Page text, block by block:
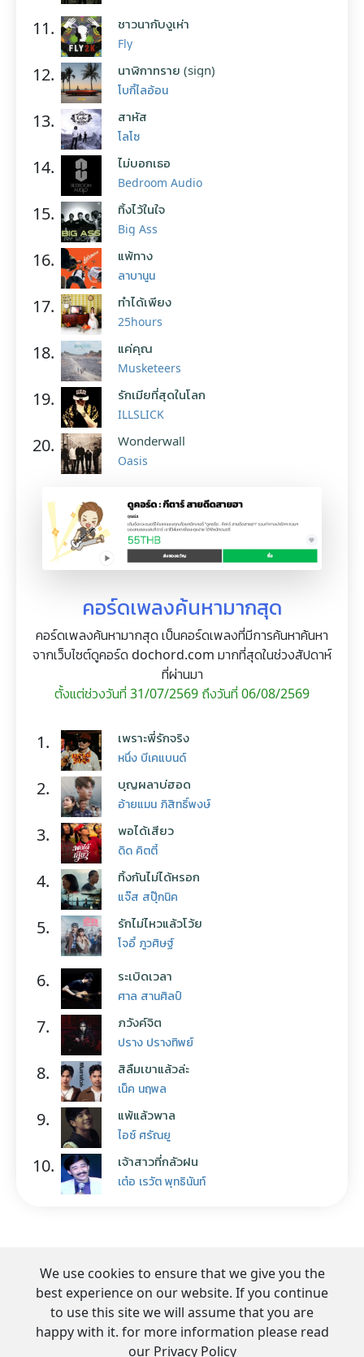
11. ชาวนากับงูเห่า
Fly
12. นาฬิกาทราย (sign)
โบกี้ไลอ้อน
13. สาหัส
โลโซ
14. ไม่บอกเธอ
Bedroom Audio
15. ทิ้งไว้ในใจ
Big Ass
16. แพ้ทาง
ลาบานูน
17. ทำได้เพียง
25hours
18. แค่คุณ
Musketeers
19. รักเมียที่สุดในโลก
ILLSLICK
20. Wonderwall
Oasis
คอร์ดเพลงค้นหามากสุด
คอร์ดเพลงค้นหามากสุด เป็นคอร์ดเพลงที่มีการค้นหาค้นหา
จากเว็บไซต์ดูคอร์ด dochord.com มากที่สุดในช่วงสัปดาห์
ที่ผ่านมา
ตั้งแต่ช่วงวันที่ 31/07/2569 ถึงวันที่ 06/08/2569
1. เพราะพี่รักจริง
หนึ่ง บีเคแบนด์
2. บุญผลาบ่ฮอด
อ้ายแมน ภิสิทธิ์พงษ์
3. พอได้เสียว
ดิด คิตตี้
4. ทิ้งกันไม่ได้หรอก
แจ๊ส สปุ๊กนิค
5. รักไม่ไหวแล้วโว้ย
โจอี้ ภูวศิษฐ์
6. ระเบิดเวลา
ศาล สานศิลป์
7. ภวังค์จิต
ปราง ปรางทิพย์
8. สิลืมเขาแล้วล่ะ
เน็ค นฤพล
9. แพ้แล้วพาล
ไอซ์ ศรัณยู
10. เจ้าสาวที่กลัวฝน
เต๋อ เรวัต พุทธินันท์
We use cookies to ensure that we give you the
best experience on our website. If you continue
to use this site we will assume that you are
happy with it. for more information please read
our Privacy Policy